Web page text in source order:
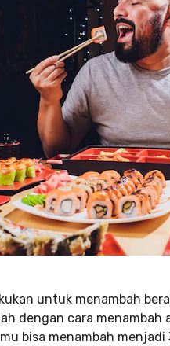
untuk menambah
dengan cara menambah
bisa menambah menjadi